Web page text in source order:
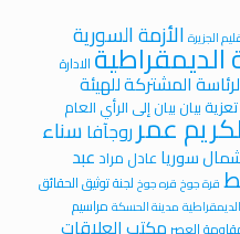
الجزيرة الأزمة السورية
الديمقراطيةالادارة
المشتركة للهيئة
بيان بيان إلى الرأي العام
عمرروجآفاسناء
سورياعادل مرادعبد
قرة جوخ قره جوخ لجنة توثيق الحقائق
مدينة الحسكة مراسيم